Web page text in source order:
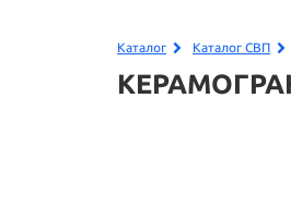
Каталог Каталог СВП